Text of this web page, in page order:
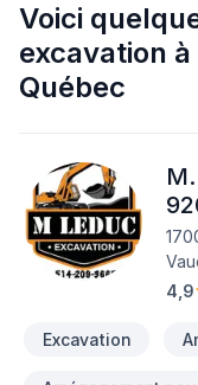
Voici
excavation à
Québec
4,9
Excavation